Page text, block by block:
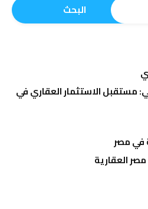
البحث
مستقبل الاستثمار العقاري في
في مصر
العقارية